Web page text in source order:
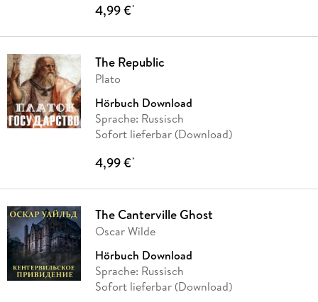
4,99 €*
The Republic
Plato
Hörbuch Download
Sprache: Russisch
Sofort lieferbar (Download)
4,99 €*
The Canterville Ghost
Oscar Wilde
Hörbuch Download
Sprache: Russisch
Sofort lieferbar (Download)